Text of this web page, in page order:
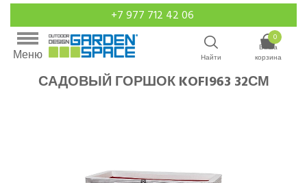
+7 977 712 42 06
Меню Найти
0
Ваша
корзина
САДОВЫЙ ГОРШОК KOFI963 32СМ